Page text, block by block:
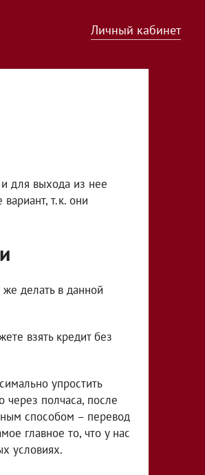
Личный кабинет
для выхода из нее
т.к. они
делать в данной
взять кредит без
упростить
через полчаса, после
способом – перевод
главное то, что у нас
условиях.